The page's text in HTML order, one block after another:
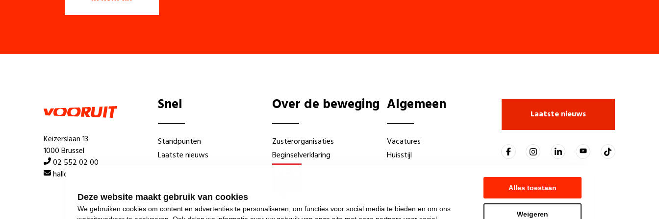
Deze website maakt gebruik van cookies
We gebruiken cookies om content en advertenties te personaliseren, om functies voor social media te bieden en om ons
Alles toestaan
Weigeren
Keizerslaan 13
1000 Brussel
02 552 02 00
hallo@vooruit.org
Snel
Standpunten
Laatste nieuws
Over de beweging
Zusterorganisaties
Beginselverklaring
Algemeen
Vacatures
Huisstijl
Laatste nieuws